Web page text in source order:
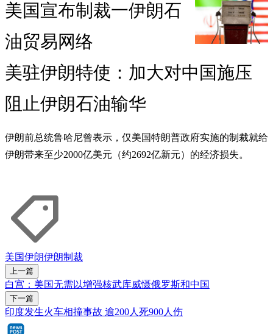
美国宣布制裁一伊朗石
油贸易网络
美驻伊朗特使：加大对中国施压
阻止伊朗石油输华
伊朗前总统鲁哈尼曾表示，仅美国特朗普政府实施的制裁就给
伊朗带来至少2000亿美元（约2692亿新元）的经济损失。
美国伊朗伊朗制裁
上一篇
白宫：美国无需以增强核武库威慑俄罗斯和中国
下一篇
印度发生火车相撞事故 逾200人死900人伤